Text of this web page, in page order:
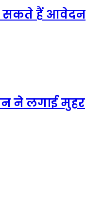
सकते हैं आवेदन
ने लगाई मुहर